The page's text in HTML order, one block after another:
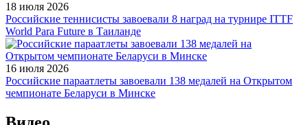
18 июля 2026
Российские теннисисты завоевали 8 наград на турнире ITTF
World Para Future в Таиланде
16 июля 2026
Российские параатлеты завоевали 138 медалей на Открытом
чемпионате Беларуси в Минске